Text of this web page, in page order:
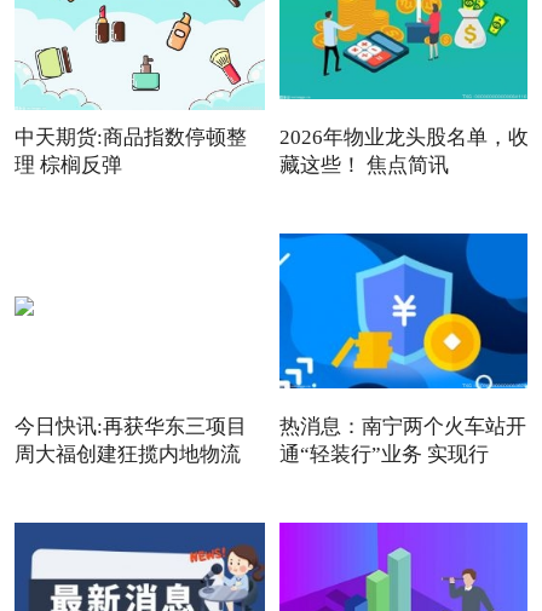
中天期货:商品指数停顿整
理 棕榈反弹
2026年物业龙头股名单，收
藏这些！ 焦点简讯
今日快讯:再获华东三项目
周大福创建狂揽内地物流
热消息：南宁两个火车站开
通“轻装行”业务 实现行